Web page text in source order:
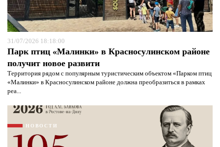
31/07/2026 18:18:00
Парк птиц «Малинки» в Красносулинском районе
получит новое развити
Территория рядом с популярным туристическим объектом «Парком птиц
«Малинки» в Красносулинском районе должна преобразиться в рамках
реа...
НОВОСТИ